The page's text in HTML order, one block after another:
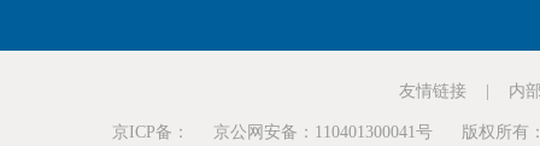
友情链接 内
京ICP备： 京公网安备：110401300041号 版权所有：